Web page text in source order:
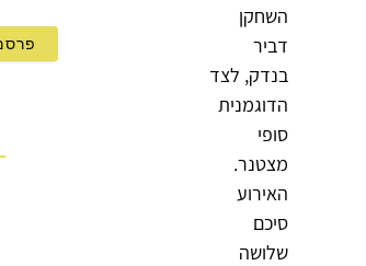
השחקן
דביר
בנדק, לצד
הדוגמנית
סופי
מצטנר.
האירוע
סיכם
שלושה